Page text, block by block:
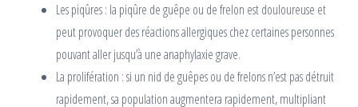
Les piqûres : la piqûre de guêpe ou de frelon est douloureuse et
peut provoquer des réactions allergiques chez certaines personnes
pouvant aller jusqu’à une anaphylaxie grave.
La prolifération : si un nid de guêpes ou de frelons n’est pas détruit
rapidement, sa population augmentera rapidement, multipliant